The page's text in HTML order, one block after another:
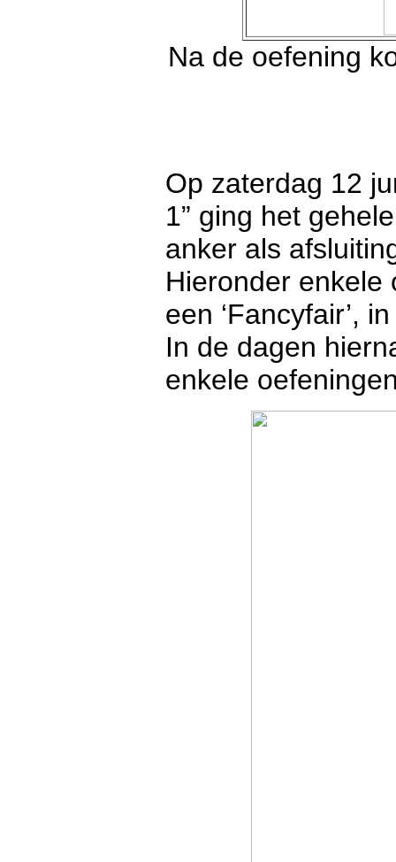
Na de oefening
Op zaterdag 12
1” ging het
anker als
Hieronder enkele
een ‘Fancyfair’,
In de dagen
enkele